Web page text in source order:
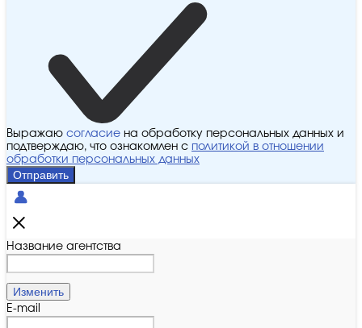
Выражаю согласие на обработку персональных данных и
подтверждаю, что ознакомлен с политикой в отношении
обработки персональных данных
Отправить
Название агентства
Изменить
E-mail